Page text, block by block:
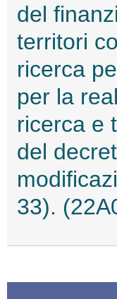
del
territori
ricerca
per la
ricerca e
del
33).